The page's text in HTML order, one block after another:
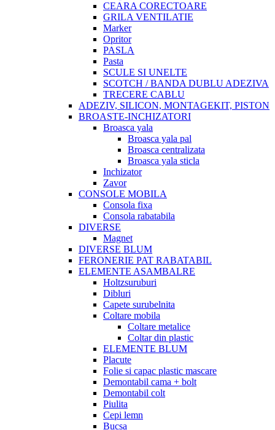
CEARA CORECTOARE
GRILA VENTILATIE
Marker
Opritor
PASLA
Pasta
SCULE SI UNELTE
SCOTCH / BANDA DUBLU ADEZIVA
TRECERE CABLU
ADEZIV, SILICON, MONTAGEKIT, PISTON
BROASTE-INCHIZATORI
Broasca yala
Broasca yala pal
Broasca centralizata
Broasca yala sticla
Inchizator
Zavor
CONSOLE MOBILA
Consola fixa
Consola rabatabila
DIVERSE
Magnet
DIVERSE BLUM
FERONERIE PAT RABATABIL
ELEMENTE ASAMBALRE
Holtzsuruburi
Dibluri
Capete surubelnita
Coltare mobila
Coltare metalice
Coltar din plastic
ELEMENTE BLUM
Placute
Folie si capac plastic mascare
Demontabil cama + bolt
Demontabil colt
Piulita
Cepi lemn
Bucsa